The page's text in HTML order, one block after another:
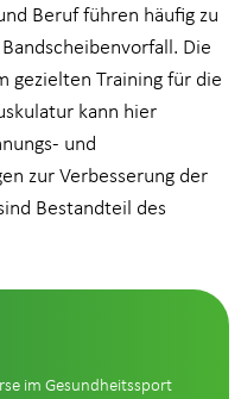
Beruf führen häufig zu
Die
gezielten Training für die
kann hier
und
zur Verbesserung der
Bestandteil des
im Gesundheitssport